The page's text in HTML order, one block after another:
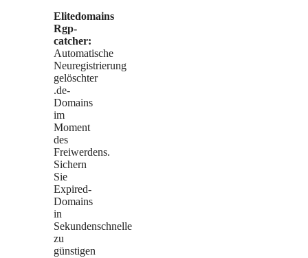
Elitedomains
Rgp-
catcher:
Automatische
Neuregistrierung
gelöschter
.de-
Domains
im
Moment
des
Freiwerdens.
Sichern
Sie
Expired-
Domains
in
Sekundenschnelle
zu
günstigen